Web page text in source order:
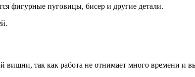
фигурные пуговицы, бисер и другие детали.
вишни, так как работа не отнимает много времени